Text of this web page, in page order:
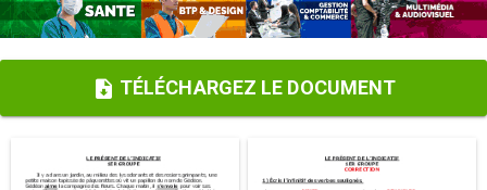
TÉLÉCHARGEZ LE DOCUMENT